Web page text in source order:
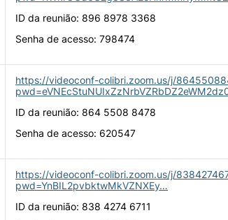
ID da reunião: 896 8978 3368
Senha de acesso: 798474
https://videoconf-colibri.zoom.us/j/
ID da reunião: 864 5508 8478
Senha de acesso: 620547
https://videoconf-colibri.zoom.us/j/
pwd=YnBIL2pvbktwMkVZNXEy…
ID da reunião: 838 4274 6711